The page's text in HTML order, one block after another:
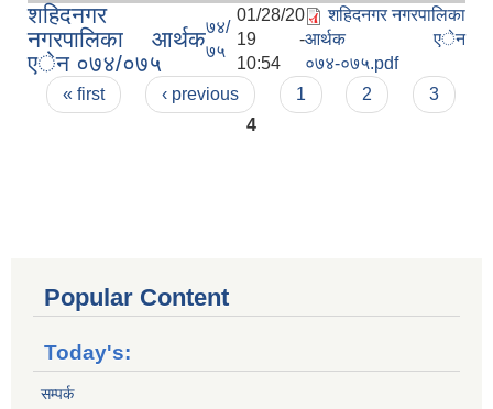
शहिदनगर
नगरपालिका आर्थक
एेन ०७४/०७५
७४/
७५
01/28/20
19 -
10:54
शहिदनगर नगरपालिका
आर्थक एेन
०७४-०७५.pdf
Pages
« first ‹ previous 1 2
3
4
Popular Content
Today's:
सम्पर्क